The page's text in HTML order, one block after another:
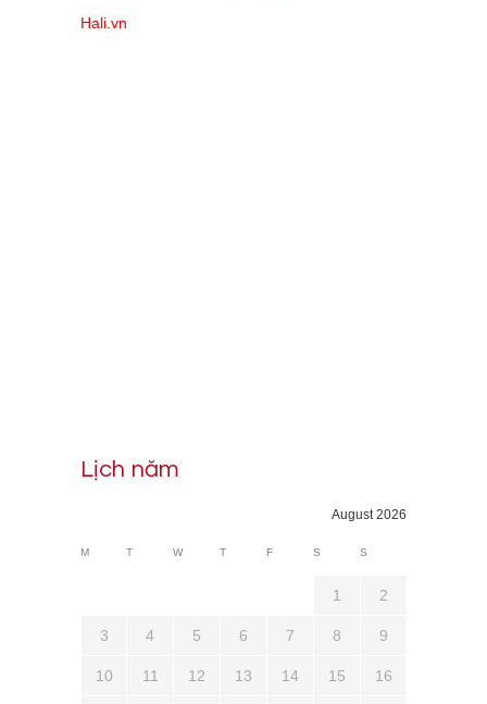
Hali.vn
Lịch năm
August 2026
M T W T F S S
1 2
3 4 5 6 7 8 9
10 11 12 13 14 15 16